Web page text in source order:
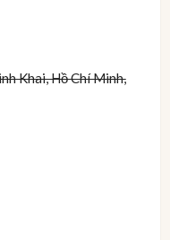
Khai, Hồ Chí Minh,